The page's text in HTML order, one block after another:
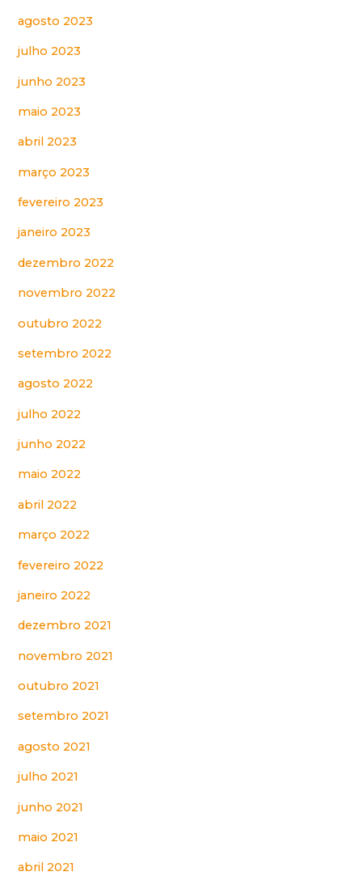
agosto 2023
julho 2023
junho 2023
maio 2023
abril 2023
março 2023
fevereiro 2023
janeiro 2023
dezembro 2022
novembro 2022
outubro 2022
setembro 2022
agosto 2022
julho 2022
junho 2022
maio 2022
abril 2022
março 2022
fevereiro 2022
janeiro 2022
dezembro 2021
novembro 2021
outubro 2021
setembro 2021
agosto 2021
julho 2021
junho 2021
maio 2021
abril 2021